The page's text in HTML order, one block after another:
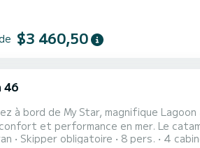
$3 460,50
46
à bord de My Star, magnifique
en mer. Le catamaran fait 14 mètres de longueur pour une puissance de 120 chevaux. Les 4
d'accueillir 8 personnes en navigation croisière. Pour votre confort, My
Skipper obligatoire 8 pers. 4